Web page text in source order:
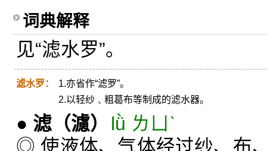
词典解释
见“滤水罗”。
滤水罗：
1.亦省作“滤罗”。
2.以轻纱﹑粗葛布等制成的滤水器。
● 滤 （濾）
lǜ ㄌㄩˋ
◎ 使液体、气体经过纱、布